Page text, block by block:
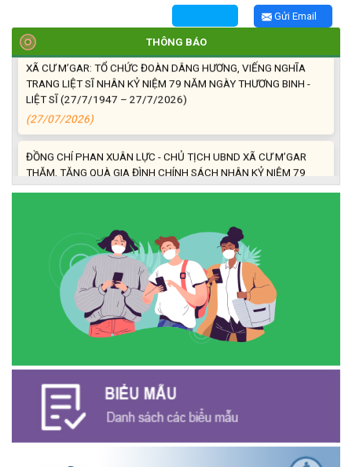
Gửi Email
THÔNG BÁO
XÃ CƯ M’GAR: TỔ CHỨC ĐOÀN DÂNG HƯƠNG, VIẾNG NGHĨA
TRANG LIỆT SĨ NHÂN KỶ NIỆM 79 NĂM NGÀY THƯƠNG BINH -
LIỆT SĨ (27/7/1947 – 27/7/2026)
(27/07/2026)
ĐỒNG CHÍ PHAN XUÂN LỰC - CHỦ TỊCH UBND XÃ CƯ M’GAR
THĂM, TẶNG QUÀ GIA ĐÌNH CHÍNH SÁCH NHÂN KỶ NIỆM 79
NĂM NGÀY THƯƠNG BINH - LIỆT SĨ
Phát biểu bế mạc Hội nghị Trung ương 3, khóa XIV của Tổng Bí
thư, Chủ tịch nước Tô Lâm
(26/07/2026)
NGÂN HÀNG CHÍNH SÁCH XÃ HỘI CƯ M’GAR: TỔ CHỨC CHO
VAY KÝ QUỸ ĐỐI VỚI NGƯỜI LAO ĐỘNG ĐI LÀM VIỆC TẠI HÀN
HỘI NÔNG DÂN XÃ CƯ M’GAR ĐẠI DIỆN TỈNH ĐẮK LẮK QUẢNG
BÁ SẢN PHẨM OCOP TẠI TUẦN LỄ NÔNG SẢN VÀ SẢN PHẨM
OCOP TỈNH KHÁNH HÒA NĂM 2026